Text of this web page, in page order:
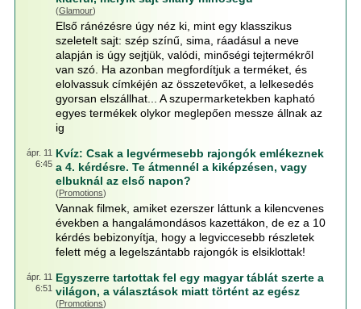
(Glamour)
Első ránézésre úgy néz ki, mint egy klasszikus
szeletelt sajt: szép színű, sima, ráadásul a neve
alapján is úgy sejtjük, valódi, minőségi tejtermékről
van szó. Ha azonban megfordítjuk a terméket, és
elolvassuk címkéjén az összetevőket, a lelkesedés
gyorsan elszállhat... A szupermarketekben kapható
egyes termékek olykor meglepően messze állnak az
ig
ápr. 11
6:45
Kvíz: Csak a legvérmesebb rajongók emlékeznek
a 4. kérdésre. Te átmennél a kiképzésen, vagy
elbuknál az első napon?
(Promotions)
Vannak filmek, amiket ezerszer láttunk a kilencvenes
években a hangalámondásos kazettákon, de ez a 10
kérdés bebizonyítja, hogy a legviccesebb részletek
felett még a legelszántabb rajongók is elsiklottak!
ápr. 11
6:51
Egyszerre tartottak fel egy magyar táblát szerte a
világon, a választások miatt történt az egész
(Promotions)